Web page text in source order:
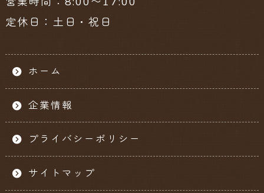
定休日：土日・祝日
ホーム
企業情報
プライバシーポリシー
サイトマップ